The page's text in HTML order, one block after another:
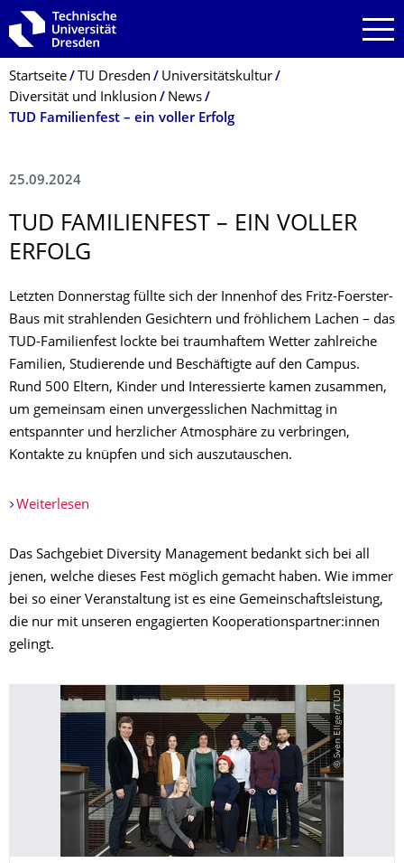
Zur Hauptnavigation springen
Zur Suche springen
Zum Inhalt springen
Breadcrumb-Menü
Startseite TU Dresden
Universitätskultur
Diversität und Inklusion
News
TUD Familienfest – ein voller Erfolg
25.09.2024
TUD FAMILIENFEST – EIN VOLLER
ERFOLG
Letzten Donnerstag füllte sich der Innenhof des Fritz-Foerster-
Baus mit strahlenden Gesichtern und fröhlichem Lachen – das
TUD-Familienfest lockte bei traumhaftem Wetter zahlreiche
Familien, Studierende und Beschäftigte auf den Campus.
Rund 500 Eltern, Kinder und Interessierte kamen zusammen,
um gemeinsam einen unvergesslichen Nachmittag in
entspannter und herzlicher Atmosphäre zu verbringen,
Kontakte zu knüpfen und sich auszutauschen.
Weiterlesen
Das Sachgebiet Diversity Management bedankt sich bei all
jenen, welche dieses Fest möglich gemacht haben. Wie immer
bei so einer Veranstaltung ist es eine Gemeinschaftsleistung,
die nur mit unseren engagierten Kooperationspartner:innen
gelingt.
© Sven Ellger/TUD